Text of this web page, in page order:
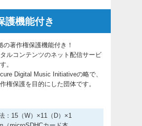
護機能付き
の著作権保護機能付き！
ルコンテンツのネット配信サービ
。
Digital Music Initiativeの略で、
権保護を目的にした団体です。
：15（W）×11（D）×1